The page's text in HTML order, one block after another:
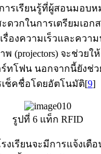
รเรียนรู้ที่ผู้สอนมอ
วกในการเตรียมเ
งความเร็วและควา
(projectors) จะช่
ฟน นอกจากนี้ยังช่
เช็คชื่อโดยอัตโนมัติ[9]
รูปที่ 6 แท็ก RFID
งเรียนจะมีการแจ้ง